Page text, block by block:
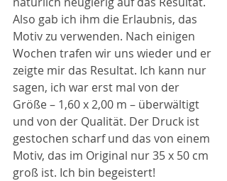
Also gab ich ihm die Erlaubnis, das
Motiv zu verwenden. Nach einigen
Wochen trafen wir uns wieder und er
zeigte mir das Resultat. Ich kann nur
sagen, ich war erst mal von der
Größe – 1,60 x 2,00 m – überwältigt
und von der Qualität. Der Druck ist
gestochen scharf und das von einem
Motiv, das im Original nur 35 x 50 cm
groß ist. Ich bin begeistert!